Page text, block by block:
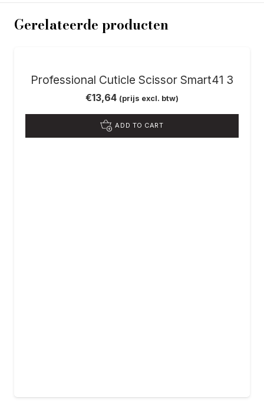
Gerelateerde producten
Professional Cuticle Scissor Smart41 3
€13,64 (prijs excl. btw)
ADD TO CART